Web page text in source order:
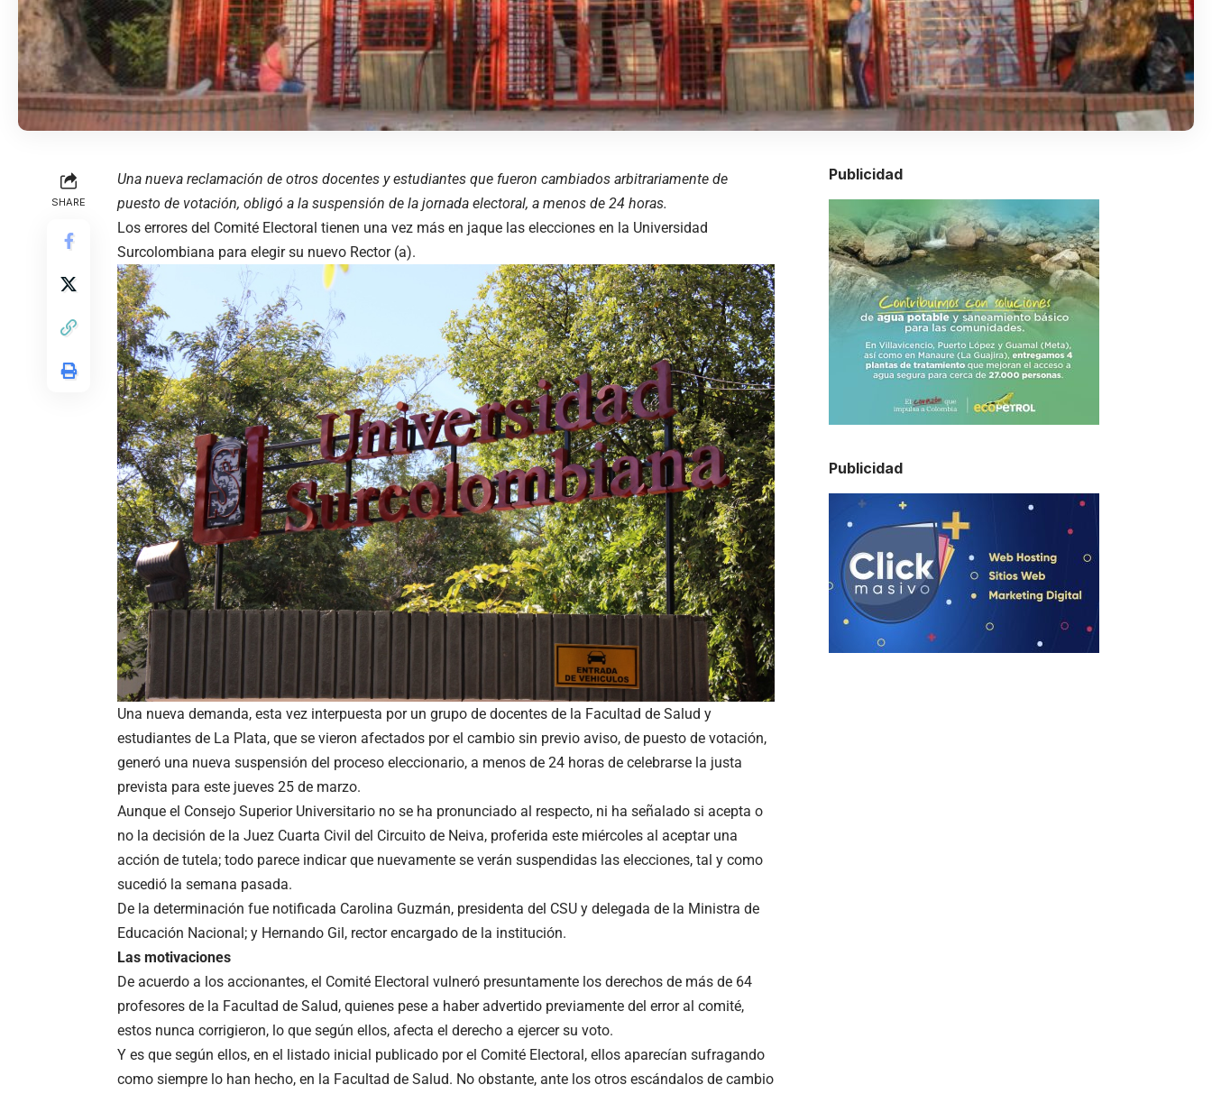
SHARE
Una nueva reclamación de otros docentes y estudiantes que fueron cambiados arbitrariamente de
puesto de votación, obligó a la suspensión de la jornada electoral, a menos de 24 horas.
Los errores del Comité Electoral tienen una vez más en jaque las elecciones en la Universidad
Surcolombiana para elegir su nuevo Rector (a).
Una nueva demanda, esta vez interpuesta por un grupo de docentes de la Facultad de Salud y
estudiantes de La Plata, que se vieron afectados por el cambio sin previo aviso, de puesto de votación,
generó una nueva suspensión del proceso eleccionario, a menos de 24 horas de celebrarse la justa
prevista para este jueves 25 de marzo.
Aunque el Consejo Superior Universitario no se ha pronunciado al respecto, ni ha señalado si acepta o
no la decisión de la Juez Cuarta Civil del Circuito de Neiva, proferida este miércoles al aceptar una
acción de tutela; todo parece indicar que nuevamente se verán suspendidas las elecciones, tal y como
sucedió la semana pasada.
De la determinación fue notificada Carolina Guzmán, presidenta del CSU y delegada de la Ministra de
Educación Nacional; y Hernando Gil, rector encargado de la institución.
Las motivaciones
De acuerdo a los accionantes, el Comité Electoral vulneró presuntamente los derechos de más de 64
profesores de la Facultad de Salud, quienes pese a haber advertido previamente del error al comité,
estos nunca corrigieron, lo que según ellos, afecta el derecho a ejercer su voto.
Y es que según ellos, en el listado inicial publicado por el Comité Electoral, ellos aparecían sufragando
como siempre lo han hecho, en la Facultad de Salud. No obstante, ante los otros escándalos de cambio
Publicidad
Publicidad